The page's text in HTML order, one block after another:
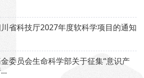
省科技厅2027年度软科学项目的通知
委员会生命科学部关于征集“意识产